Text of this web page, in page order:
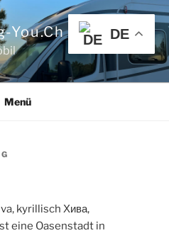
You.ch
Menü
kyrillisch Хива,
DE